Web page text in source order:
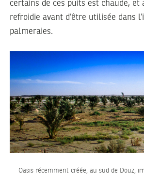
certains de ces puits est chaude, et
refroidie avant d’être utilisée dans
palmeraies.
Oasis récemment créée, au sud de Douz,